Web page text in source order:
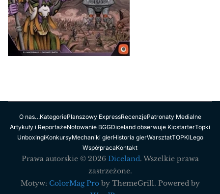
O nas…KategoriePlanszowy ExpressRecenzjePatronaty Medialne
Artykuły i ReportażeNotowanie BGGDiceland obserwuje KicstarterTopki
UnboxingiKonkursyMechaniki gierHistoria gierWarsztatTOPKILego
WspółpracaKontakt
Prawa autorskie © 2026 Diceland. Wszelkie prawa
zastrzeżone.
Motyw: ColorMag Proby ThemeGrill. Powered by